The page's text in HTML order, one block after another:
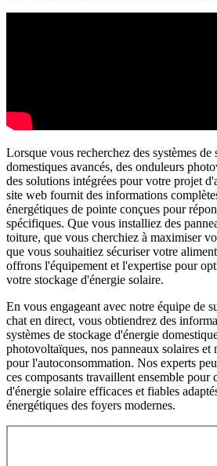
Lorsque vous recherchez des systèmes de
domestiques avancés, des onduleurs
des solutions intégrées pour votre projet
site web fournit des informations
énergétiques de pointe conçues pour
spécifiques. Que vous installiez des
toiture, que vous cherchiez à maximiser
que vous souhaitiez sécuriser votre
offrons l'équipement et l'expertise pour
votre stockage d'énergie solaire.
En vous engageant avec notre équipe de
chat en direct, vous obtiendrez des
systèmes de stockage d'énergie
photovoltaïques, nos panneaux solaires et
pour l'autoconsommation. Nos experts
ces composants travaillent ensemble pour
d'énergie solaire efficaces et fiables
énergétiques des foyers modernes.